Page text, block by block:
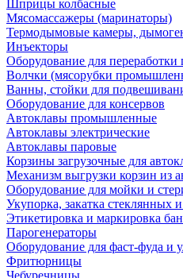
Шприцы колбасные
Мясомассажеры (маринаторы)
Термодымовые камеры,
Инъекторы
Оборудование для
Волчки (мясорубки
Ванны, стойки для
Оборудование для консервов
Автоклавы промышленные
Автоклавы электрические
Автоклавы паровые
Корзины загрузочные для
Механизм выгрузки корзин из
Оборудование для мойки и
Укупорка, закатка стеклянных
Этикетировка и маркировка
Парогенераторы
Оборудование для фаст-фуда и
Фритюрницы
Чебуречницы